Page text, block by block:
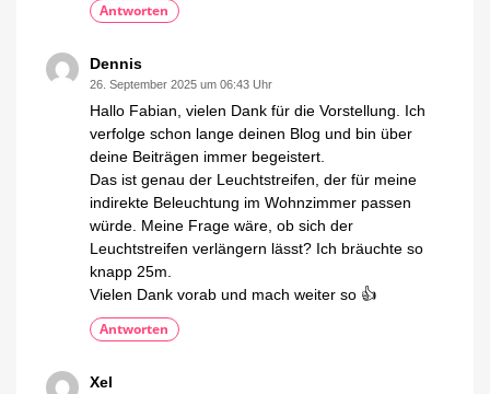
Antworten
Dennis
26. September 2025 um 06:43 Uhr
Hallo Fabian, vielen Dank für die Vorstellung. Ich
verfolge schon lange deinen Blog und bin über
deine Beiträgen immer begeistert.
Das ist genau der Leuchtstreifen, der für meine
indirekte Beleuchtung im Wohnzimmer passen
würde. Meine Frage wäre, ob sich der
Leuchtstreifen verlängern lässt? Ich bräuchte so
knapp 25m.
Vielen Dank vorab und mach weiter so 👍
Antworten
Xel